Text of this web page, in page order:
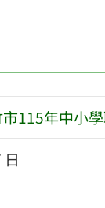
市115年中小